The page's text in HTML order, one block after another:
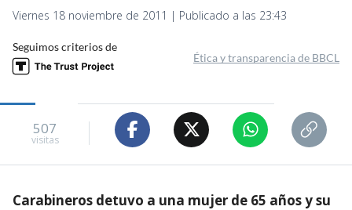
Viernes 18 noviembre de 2011 | Publicado a las 23:43
Seguimos criterios de
Ética y transparencia de BBCL
507
visitas
Carabineros detuvo a una mujer de 65 años y su